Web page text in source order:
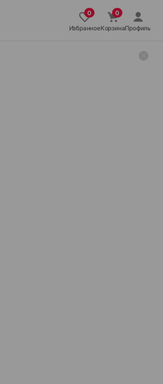
ИзбранноеКорзинаПрофиль